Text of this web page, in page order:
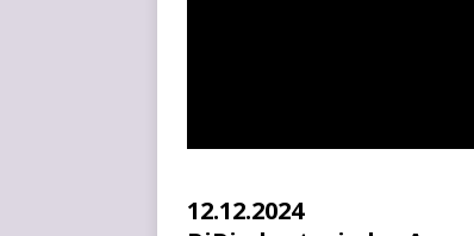
12.12.2024